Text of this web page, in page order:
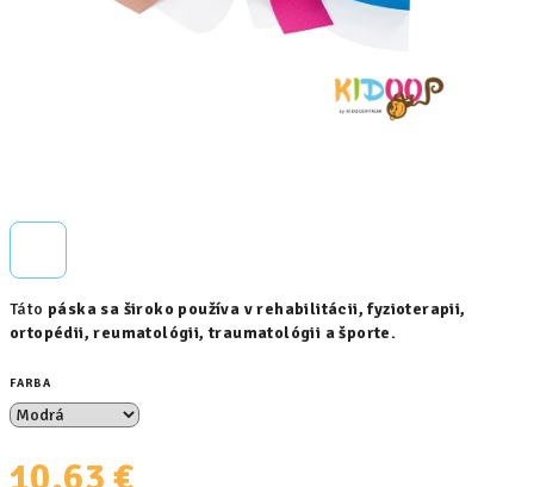
Táto páska sa široko používa v rehabilitácii, fyzioterapii,
ortopédii, reumatológii, traumatológii a športe.
FARBA